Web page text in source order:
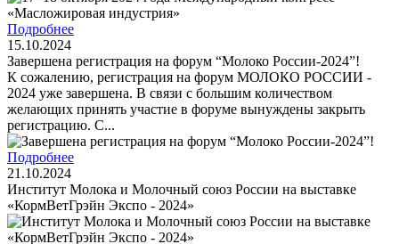
Подробнее
15.10.2024
Завершена регистрация на форум “Молоко России-2024”!
К сожалению, регистрация на форум МОЛОКО РОССИИ -
2024 уже завершена. В связи с большим количеством
желающих принять участие в форуме вынуждены закрыть
регистрацию. С...
Подробнее
21.10.2024
Институт Молока и Молочный союз России на выставке
«КормВетГрэйн Экспо - 2024»